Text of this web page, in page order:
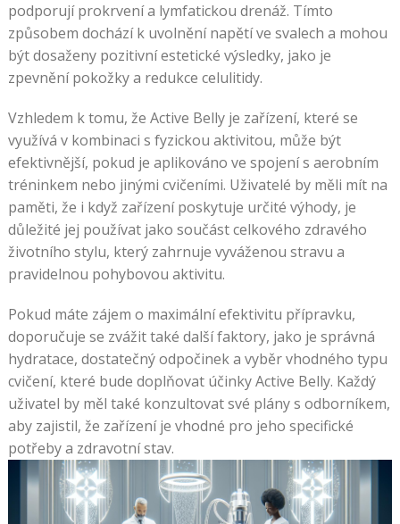
podporují prokrvení a lymfatickou drenáž. Tímto
způsobem dochází k uvolnění napětí ve svalech a mohou
být dosaženy pozitivní estetické výsledky, jako je
zpevnění pokožky a redukce celulitidy.
Vzhledem k tomu, že Active Belly je zařízení, které se
využívá v kombinaci s fyzickou aktivitou, může být
efektivnější, pokud je aplikováno ve spojení s aerobním
tréninkem nebo jinými cvičeními. Uživatelé by měli mít na
paměti, že i když zařízení poskytuje určité výhody, je
důležité jej používat jako součást celkového zdravého
životního stylu, který zahrnuje vyváženou stravu a
pravidelnou pohybovou aktivitu.
Pokud máte zájem o maximální efektivitu přípravku,
doporučuje se zvážit také další faktory, jako je správná
hydratace, dostatečný odpočinek a vyběr vhodného typu
cvičení, které bude doplňovat účinky Active Belly. Každý
uživatel by měl také konzultovat své plány s odborníkem,
aby zajistil, že zařízení je vhodné pro jeho specifické
potřeby a zdravotní stav.